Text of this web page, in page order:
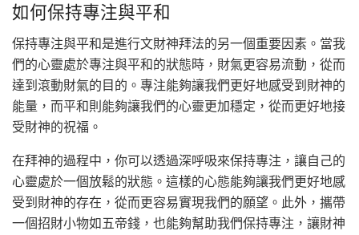
如何保持專注與平和
保持專注與平和是進行文財神拜法的另一個重要因素。當我
們的心靈處於專注與平和的狀態時，財氣更容易流動，從而
達到滾動財氣的目的。專注能夠讓我們更好地感受到財神的
能量，而平和則能夠讓我們的心靈更加穩定，從而更好地接
受財神的祝福。
在拜神的過程中，你可以透過深呼吸來保持專注，讓自己的
心靈處於一個放鬆的狀態。這樣的心態能夠讓我們更好地感
受到財神的存在，從而更容易實現我們的願望。此外，攜帶
一個招財小物如五帝錢，也能夠幫助我們保持專注，讓財神